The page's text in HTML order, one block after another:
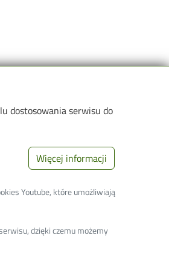
dostosowania serwisu do
Więcej informacji
Youtube, które umożliwiają
dzięki czemu możemy
Linki
Web Dziekanat
Biblioteka PŁ
Galeria "Krótko i
węzłowato"
Ochrony Środowiska"